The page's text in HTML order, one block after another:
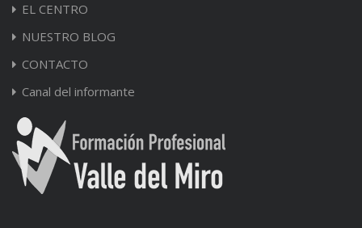
EL CENTRO
NUESTRO BLOG
CONTACTO
Canal del informante